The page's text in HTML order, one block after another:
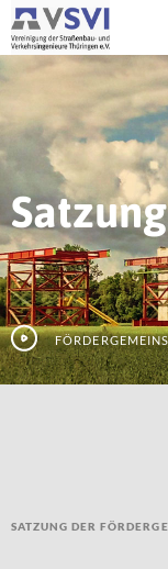
Satzung
Satzung der